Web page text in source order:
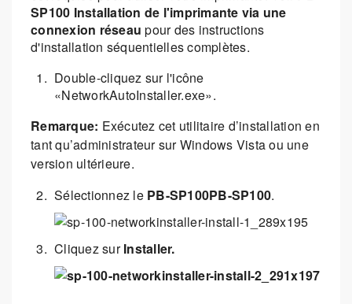
SP100 Installation de l'imprimante via une
connexion réseau pour des instructions
d'installation séquentielles complètes.
Double-cliquez sur l'icône
«NetworkAutoInstaller.exe».
Remarque: Exécutez cet utilitaire d’installation en
tant qu’administrateur sur Windows Vista ou une
version ultérieure.
Sélectionnez le PB-SP100PB-SP100.
Cliquez surInstaller.